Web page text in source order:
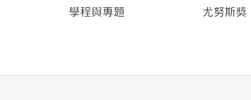
學程與專題 尤努斯獎